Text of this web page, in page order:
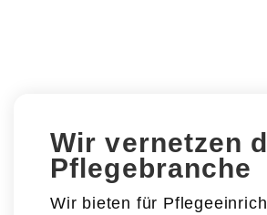
Wir vernetzen
Pflegebranche
Wir bieten für